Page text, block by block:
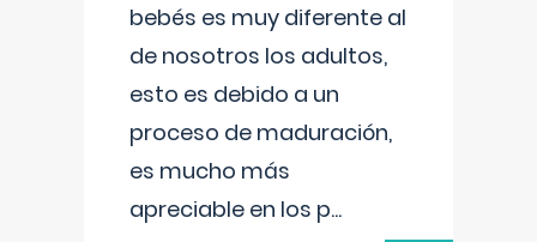
bebés es muy diferente al
de nosotros los adultos,
esto es debido a un
proceso de maduración,
es mucho más
apreciable en los p...